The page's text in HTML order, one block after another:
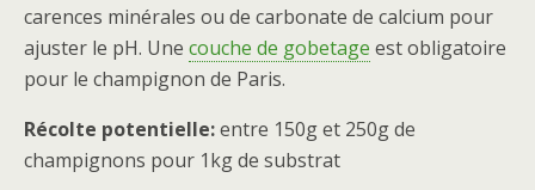
carences minérales ou de carbonate de calcium pour
ajuster le pH. Une couche de gobetage est obligatoire
pour le champignon de Paris.
Récolte potentielle:entre 150g et 250g de
champignons pour 1kg de substrat